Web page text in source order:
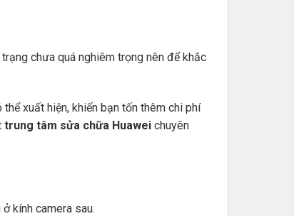
chưa quá nghiêm trọng nên để khắc
xuất hiện, khiến bạn tốn thêm chi phí
trung tâm sửa chữa Huawei chuyên
kính camera sau.